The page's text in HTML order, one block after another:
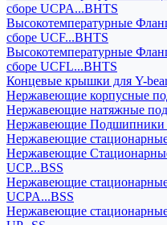
сборе UCPA...BHTS
Высокотемпературные
сборе UCF...BHTS
Высокотемпературные
сборе UCFL...BHTS
Концевые крышки для Y-
Нержавеющие корпусные
Нержавеющие натяжные
Нержавеющие Подшипники
Нержавеющие стационарные
Нержавеющие
UCP...BSS
Нержавеющие
UCPA...BSS
Нержавеющие